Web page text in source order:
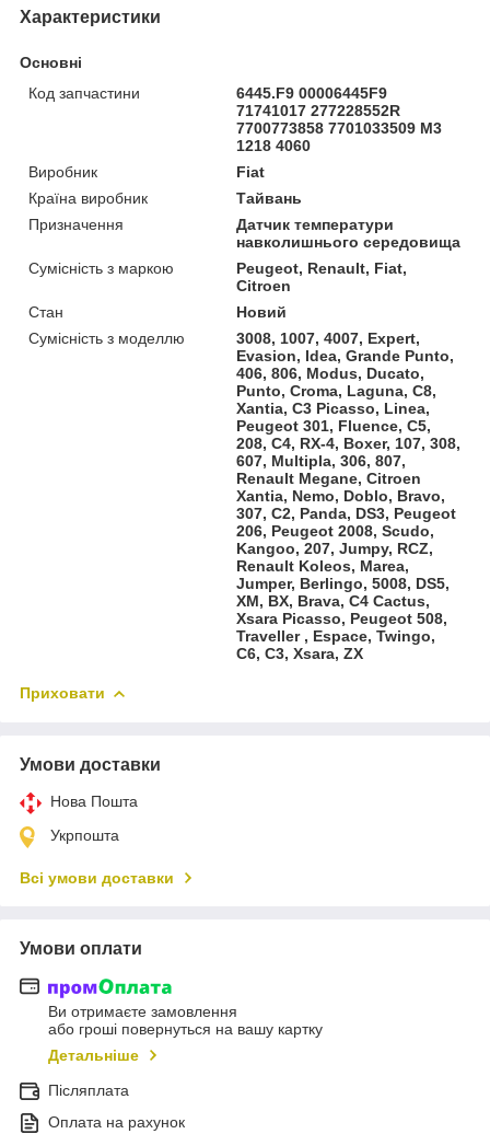
Характеристики
Основні
Код запчастини
6445.F9 00006445F9
71741017 277228552R
7700773858 7701033509 M3
1218 4060
Виробник
Fiat
Країна виробник
Тайвань
Призначення
Датчик температури
навколишнього середовища
Сумісність з маркою
Peugeot, Renault, Fiat,
Citroen
Стан
Новий
Сумісність з моделлю
3008, 1007, 4007, Expert,
Evasion, Idea, Grande Punto,
406, 806, Modus, Ducato,
Punto, Croma, Laguna, C8,
Xantia, C3 Picasso, Linea,
Peugeot 301, Fluence, C5,
208, C4, RX-4, Boxer, 107, 308,
607, Multipla, 306, 807,
Renault Megane, Citroen
Xantia, Nemo, Doblo, Bravo,
307, C2, Panda, DS3, Peugeot
206, Peugeot 2008, Scudo,
Kangoo, 207, Jumpy, RCZ,
Renault Koleos, Marea,
Jumper, Berlingo, 5008, DS5,
XM, BX, Brava, C4 Cactus,
Xsara Picasso, Peugeot 508,
Traveller , Espace, Twingo,
C6, C3, Xsara, ZX
Приховати
Умови доставки
Нова Пошта
Укрпошта
Всі умови доставки
Умови оплати
Ви отримаєте замовлення
або гроші повернуться на вашу картку
Детальніше
Післяплата
Оплата на рахунок